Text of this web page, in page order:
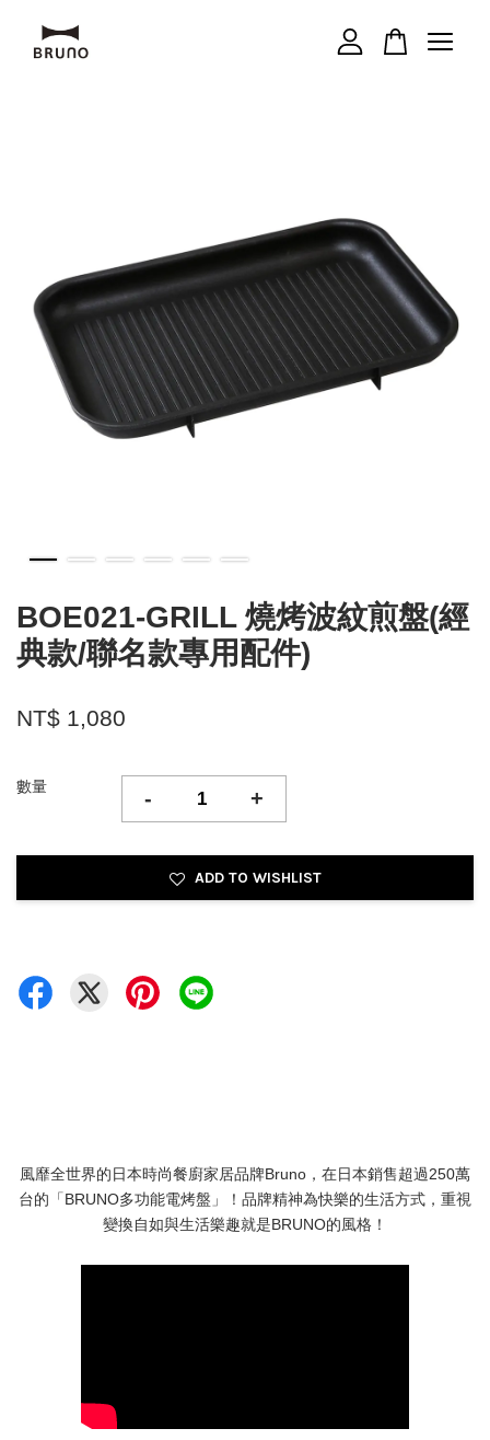
BOE021-GRILL 燒烤波紋煎盤(經
典款/聯名款專用配件)
NT$ 1,080
數量 - +
ADD TO WISHLIST
風靡全世界的日本時尚餐廚家居品牌Bruno，在日本銷售超過250萬
台的「BRUNO多功能電烤盤」！品牌精神為快樂的生活方式，重視
變換自如與生活樂趣就是BRUNO的風格！